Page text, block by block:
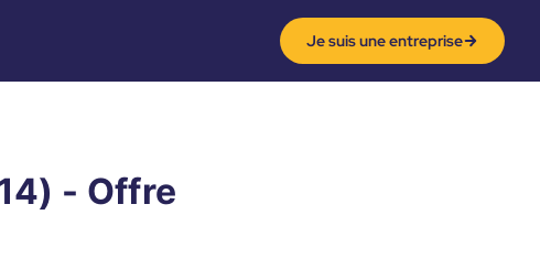
Je suis une entreprise
- Offre